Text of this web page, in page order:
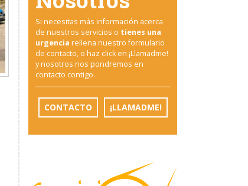
Si necesitas más información acerca
de nuestros servicios o tienes una
urgencia rellena nuestro formulario
de contacto, o haz click en ¡Llamadme!
y nosotros nos pondremos en
contacto contigo.
CONTACTO ¡LLAMADME!